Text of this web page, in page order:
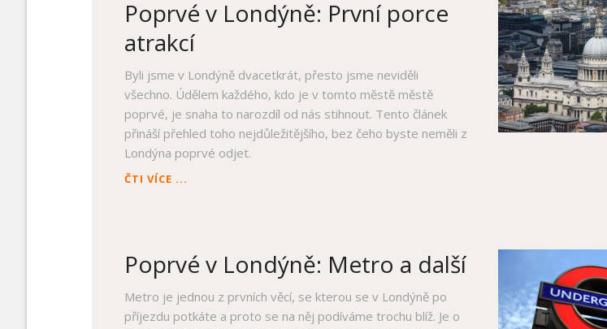
GREENWICH
Poprvé v Londýně: První porce
atrakcí
Byli jsme v Londýně dvacetkrát, přesto jsme neviděli
všechno. Údělem každého, kdo je v tomto městě městě
poprvé, je snaha to narozdíl od nás stihnout. Tento článek
přináší přehled toho nejdůležitějšího, bez čeho byste neměli z
Londýna poprvé odjet.
ČTI VÍCE ...
ATRAKCÍ
Poprvé v Londýně: Metro a další
Metro je jednou z prvních věcí, se kterou se v Londýně po
příjezdu potkáte a proto se na něj podíváme trochu blíž. Je o